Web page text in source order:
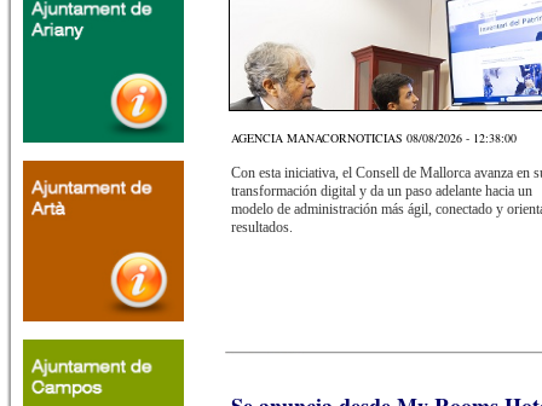
AGENCIA MANACORNOTICIAS 08/08/2026 - 12:38:00
Con esta iniciativa, el Consell de Mallorca avanza en
transformación digital y da un paso adelante hacia un
modelo de administración más ágil, conectado y
resultados.